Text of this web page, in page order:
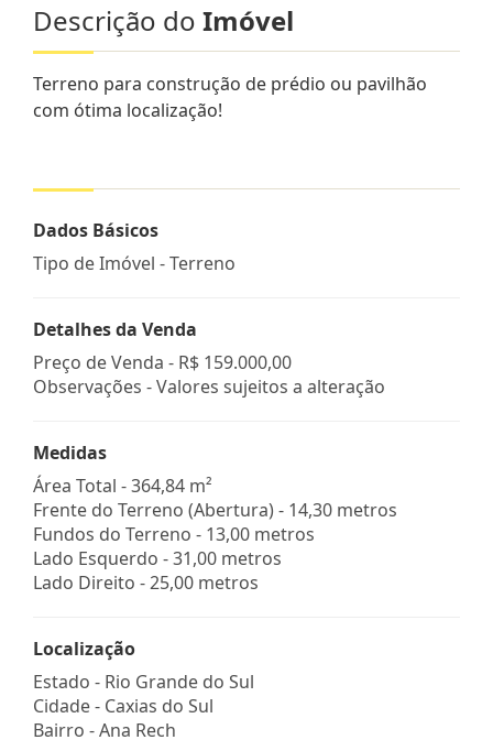
Descrição do Imóvel
Terreno para construção de prédio ou pavilhão
com ótima localização!
Dados Básicos
Tipo de Imóvel - Terreno
Detalhes da Venda
Preço de Venda - R$ 159.000,00
Observações - Valores sujeitos a alteração
Medidas
Área Total - 364,84 m²
Frente do Terreno (Abertura) - 14,30 metros
Fundos do Terreno - 13,00 metros
Lado Esquerdo - 31,00 metros
Lado Direito - 25,00 metros
Localização
Estado - Rio Grande do Sul
Cidade - Caxias do Sul
Bairro -Ana Rech